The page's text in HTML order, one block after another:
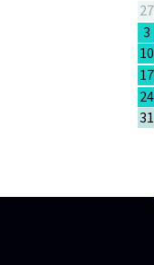
27
3
10
17
24
31